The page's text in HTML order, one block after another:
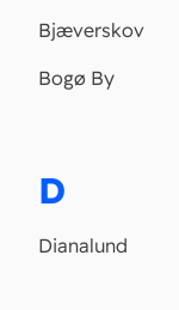
Bjæverskov
Bogø By
D
Dianalund